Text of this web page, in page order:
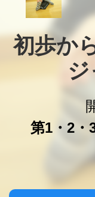
初歩か
第1・2・